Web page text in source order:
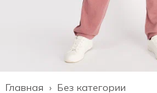
Без категории
Главная ›